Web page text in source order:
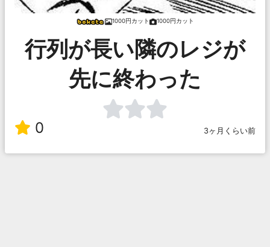
1000円カット 1000円カット
行列が長い隣のレジが
先に終わった
0 3ヶ月くらい前